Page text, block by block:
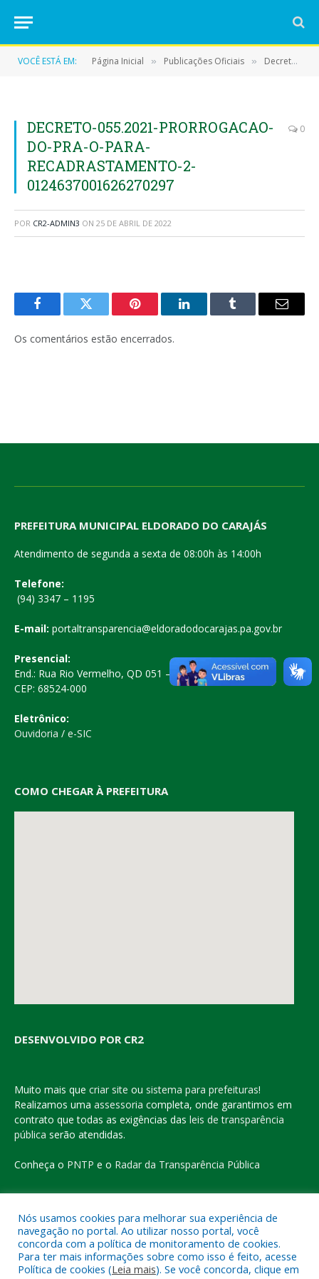
VOCÊ ESTÁ EM: Página Inicial » Publicações Oficiais » Decretos
DECRETO-055.2021-PRORROGACAO-
DO-PRA-O-PARA-
RECADRASTAMENTO-2-
0124637001626270297
0
POR CR2-ADMIN3 ON 25 DE ABRIL DE 2022
FacebookTwitter Pinterest LinkedInTumblr
E-
Os comentários estão encerrados.
PREFEITURA MUNICIPAL ELDORADO DO CARAJÁS
Atendimento de segunda a sexta de 08:00h às 14:00h
Telefone:
(94) 3347 – 1195
E-mail: portaltransparencia@eldoradodocarajas.pa.gov.br
Presencial:
End.: Rua Rio Vermelho, QD 051 – Centro
CEP: 68524-000
Eletrônico:
Ouvidoria / e-SIC
COMO CHEGAR À PREFEITURA
DESENVOLVIDO POR CR2
Muito mais que criar site ou sistema para prefeituras!
Realizamos uma assessoria completa, onde garantimos em
contrato que todas as exigências das leis de transparência
pública serão atendidas.
Conheça o PNTP e o Radar da Transparência Pública
Todos os direitos reservados a Prefeitura Municipal de Eldorado
do Carajás
Nós usamos cookies para melhorar sua experiência de
navegação no portal. Ao utilizar nosso portal, você
concorda com a política de monitoramento de cookies.
Para ter mais informações sobre como isso é feito, acesse
Política de cookies (Leia mais). Se você concorda, clique em